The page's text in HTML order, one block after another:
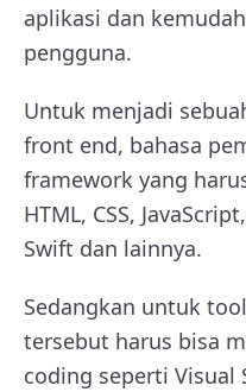
aplikasi dan
pengguna.
Untuk menjadi
front end, bahasa
framework yang
HTML, CSS,
Swift dan lainnya.
Sedangkan untuk
tersebut harus bisa
coding seperti Visual